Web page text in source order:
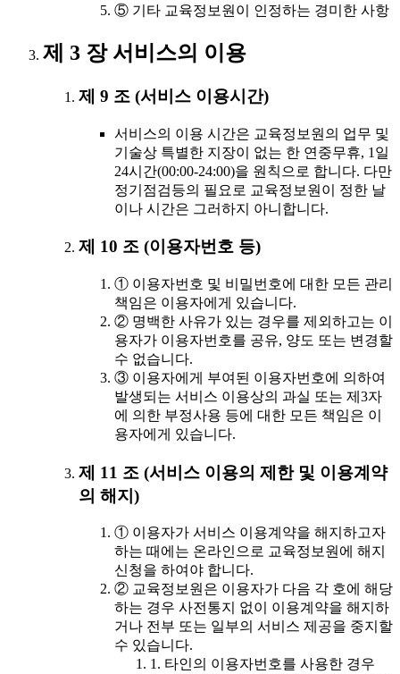
⑤ 기타 교육정보원이 인정하는 경미한 사항
제 3 장 서비스의 이용
제 9 조 (서비스 이용시간)
서비스의 이용 시간은 교육정보원의 업무 및
기술상 특별한 지장이 없는 한 연중무휴, 1일
24시간(00:00-24:00)을 원칙으로 합니다. 다만
정기점검등의 필요로 교육정보원이 정한 날
이나 시간은 그러하지 아니합니다.
제 10 조 (이용자번호 등)
① 이용자번호 및 비밀번호에 대한 모든 관리
책임은 이용자에게 있습니다.
② 명백한 사유가 있는 경우를 제외하고는 이
용자가 이용자번호를 공유, 양도 또는 변경할
수 없습니다.
③ 이용자에게 부여된 이용자번호에 의하여
발생되는 서비스 이용상의 과실 또는 제3자
에 의한 부정사용 등에 대한 모든 책임은 이
용자에게 있습니다.
제 11 조 (서비스 이용의 제한 및 이용계약
의 해지)
① 이용자가 서비스 이용계약을 해지하고자
하는 때에는 온라인으로 교육정보원에 해지
신청을 하여야 합니다.
② 교육정보원은 이용자가 다음 각 호에 해당
하는 경우 사전통지 없이 이용계약을 해지하
거나 전부 또는 일부의 서비스 제공을 중지할
수 있습니다.
1. 타인의 이용자번호를 사용한 경우